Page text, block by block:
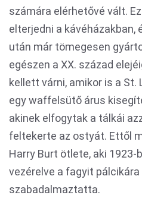
számára elérhetővé vált.
elterjedni a kávéházakban,
után már tömegesen
egészen a XX. század
kellett várni, amikor is a
egy waffelsütő árus
akinek elfogytak a tálkái
feltekerte az ostyát. Ettől
Harry Burt ötlete, aki 1923-
vezérelve a fagyit
szabadalmaztatta.